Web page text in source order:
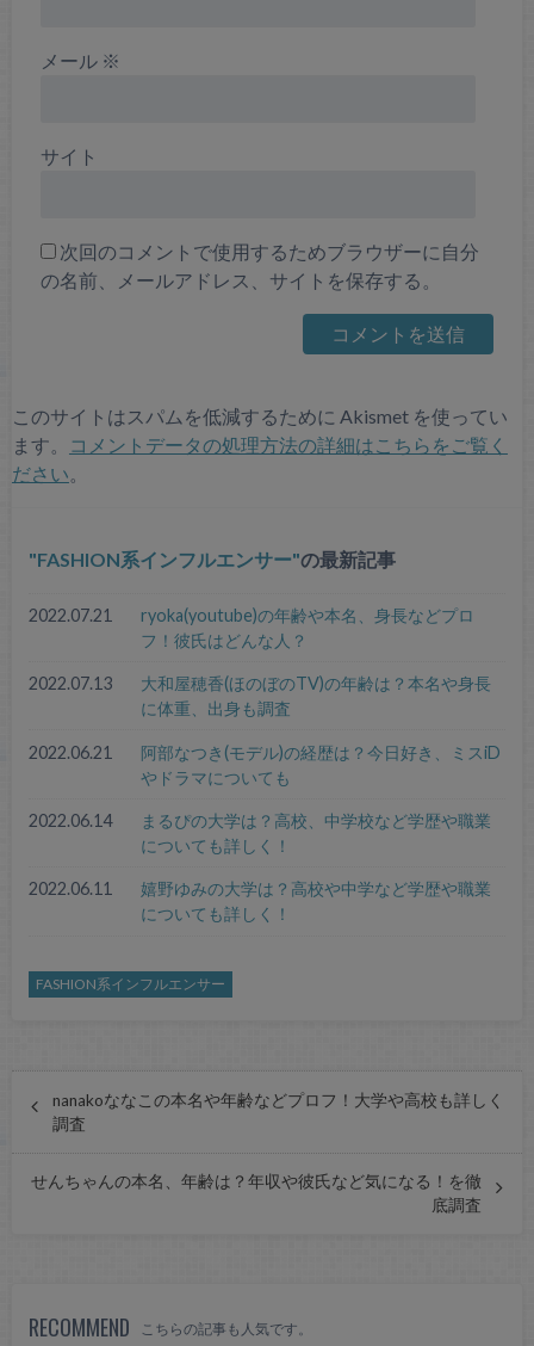
メール ※
サイト
次回のコメントで使用するためブラウザーに自分
の名前、メールアドレス、サイトを保存する。
このサイトはスパムを低減するために Akismet を使ってい
ます。
コメントデータの処理方法の詳細はこちらをご覧く
ださい。
FASHION系インフルエンサー の最新記事
2022.07.21
ryoka(youtube)の年齢や本名、身長などプロ
フ！彼氏はどんな人？
2022.07.13
大和屋穂香(ほのぼのTV)の年齢は？本名や身長
に体重、出身も調査
2022.06.21
阿部なつき(モデル)の経歴は？今日好き、ミスiD
やドラマについても
2022.06.14
まるぴの大学は？高校、中学校など学歴や職業
についても詳しく！
2022.06.11
嬉野ゆみの大学は？高校や中学など学歴や職業
についても詳しく！
FASHION系インフルエンサー
nanakoななこの本名や年齢などプロフ！大学や高校も詳しく
調査
せんちゃんの本名、年齢は？年収や彼氏など気になる！を徹
底調査
RECOMMEND こちらの記事も人気です。